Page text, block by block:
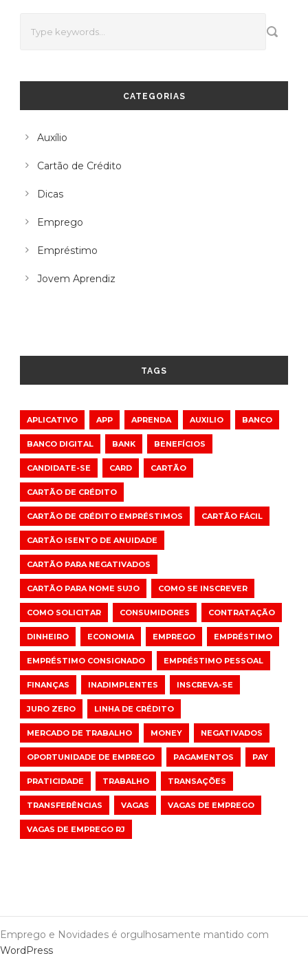
CATEGORIAS
Auxílio
Cartão de Crédito
Dicas
Emprego
Empréstimo
Jovem Aprendiz
TAGS
APLICATIVO APP APRENDA AUXILIO BANCO
BANCO DIGITAL BANK BENEFÍCIOS
CANDIDATE-SE CARD CARTÃO
CARTÃO DE CRÉDITO
CARTÃO DE CRÉDITO EMPRÉSTIMOS CARTÃO FÁCIL
CARTÃO ISENTO DE ANUIDADE
CARTÃO PARA NEGATIVADOS
CARTÃO PARA NOME SUJO COMO SE INSCREVER
COMO SOLICITAR CONSUMIDORES CONTRATAÇÃO
DINHEIRO ECONOMIA EMPREGO EMPRÉSTIMO
EMPRÉSTIMO CONSIGNADO EMPRÉSTIMO PESSOAL
FINANÇAS INADIMPLENTES INSCREVA-SE
JURO ZERO LINHA DE CRÉDITO
MERCADO DE TRABALHO MONEY NEGATIVADOS
OPORTUNIDADE DE EMPREGO PAGAMENTOS PAY
PRATICIDADE TRABALHO TRANSAÇÕES
TRANSFERÊNCIAS VAGAS VAGAS DE EMPREGO
VAGAS DE EMPREGO RJ
Emprego e Novidades é orgulhosamente mantido com
WordPress